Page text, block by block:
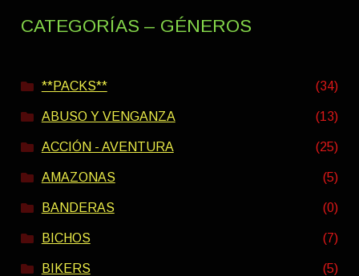
CATEGORÍAS – GÉNEROS
**PACKS** (34)
ABUSO Y VENGANZA (13)
ACCIÓN - AVENTURA (25)
AMAZONAS (5)
BANDERAS (0)
BICHOS (7)
BIKERS (5)